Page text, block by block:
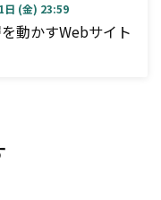
日 (金) 23:59
動かすWebサイト